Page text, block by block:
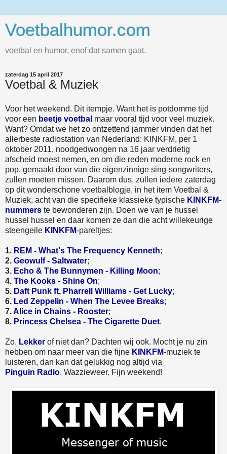
Voetbalhumor.com
voetbal en humor, enof dat samen gaat.
zaterdag 15 april 2017
Voetbal & Muziek
Voor het weekend. Dit itempje. Want het is potdomme tijd
voor een beetje voetbal maar vooral tijd voor veel muziek.
Want? Omdat we het zo ontzettend jammer vinden dat het
allerbeste radiostation van Nederland: KINKFM, per 1
oktober 2011, noodgedwongen na 16 jaar verdrietig
afscheid moest nemen, en om die reden moderne rock en
pop, gemaakt door van die eigenzinnige sing-songwriters,
zullen moeten missen. Daarom dus, zullen iedere zaterdag
op dit wonderschone voetbalblogje, in het item Voetbal &
Muziek, acht van die specifieke klassieke typische KINKFM-
nummers te bewonderen zijn. Doen we van je hussel
hussel hussel en daar komen ze dan die acht willekeurige
steengeile KINKFM-pareltjes:
1. REM - What's The Frequency Kenneth;
2. Geowulf - Saltwater;
3. Echo & The Bunnymen - Killing Moon;
4. The Kooks - Shine On;
5. Daft Punk ft. Pharrell Williams - Get Lucky;
6. Led Zeppelin - When The Levee Breaks;
7.Alice in Chains - Rooster;
8. Princess Chelsea - The Cigarette Duet.
Zo. Lekker of niet dan? Dachten wij ook. Mocht je nu zin
hebben om naar meer van die fijne KINKFM-muziek te
luisteren, dan kan dat gelukkig nog altijd via
Pinguin Radio. Wazzieweer. Fijn weekend!